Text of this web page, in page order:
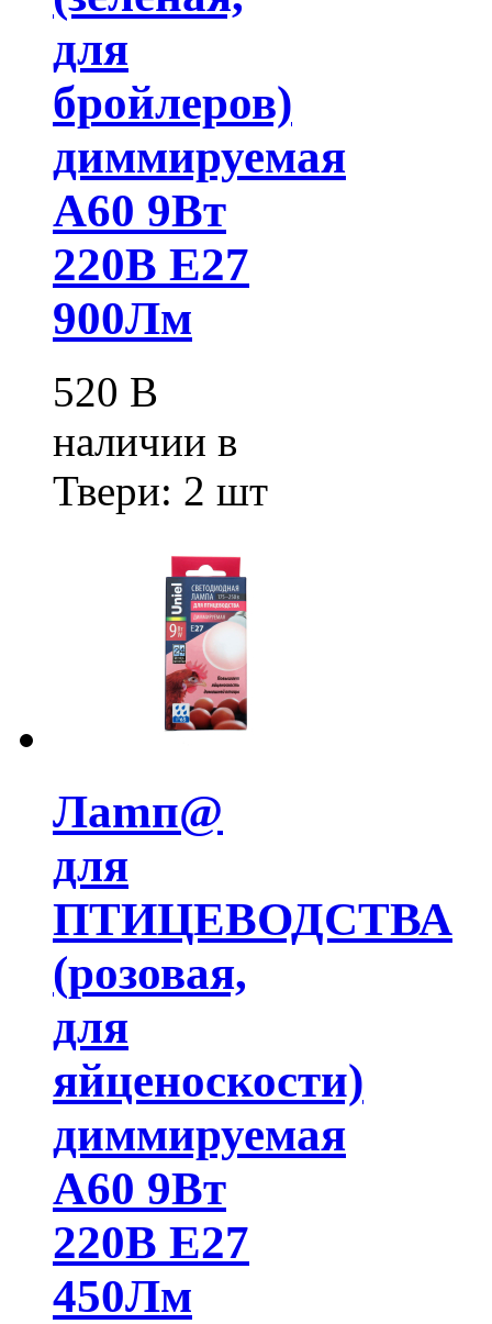
для
бройлеров)
диммируемая
А60 9Вт
220В Е27
900Лм
520 В
наличии в
Твери: 2 шт
Лamп@
для
ПТИЦЕВОДСТВА
(розовая,
для
яйценоскости)
диммируемая
А60 9Вт
220В Е27
450Лм